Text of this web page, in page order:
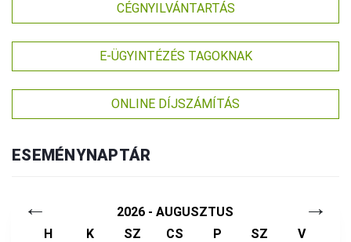
CÉGNYILVÁNTARTÁS
E-ÜGYINTÉZÉS TAGOKNAK
ONLINE DÍJSZÁMÍTÁS
ESEMÉNYNAPTÁR
← 2026 - AUGUSZTUS →
H K SZ CS P SZ
V